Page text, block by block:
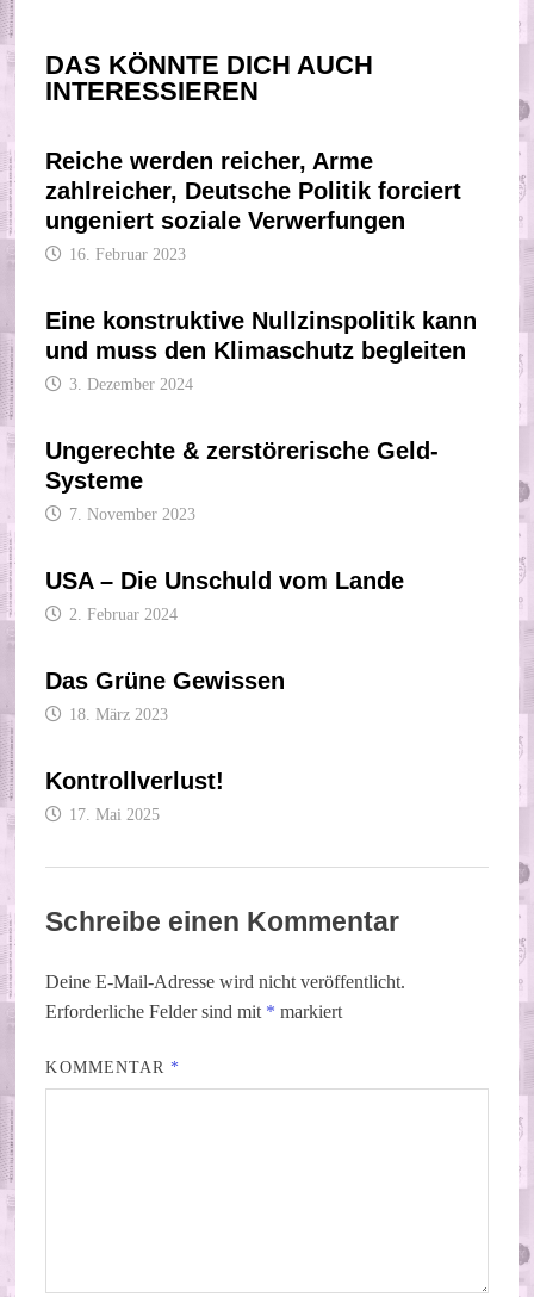
DAS KÖNNTE DICH AUCH
INTERESSIEREN
Reiche werden reicher, Arme
zahlreicher, Deutsche Politik forciert
ungeniert soziale Verwerfungen
16. Februar 2023
Eine konstruktive Nullzinspolitik kann
und muss den Klimaschutz begleiten
3. Dezember 2024
Ungerechte & zerstörerische Geld-
Systeme
7. November 2023
USA – Die Unschuld vom Lande
2. Februar 2024
Das Grüne Gewissen
18. März 2023
Kontrollverlust!
17. Mai 2025
Schreibe einen Kommentar
Deine E-Mail-Adresse wird nicht veröffentlicht.
Erforderliche Felder sind mit * markiert
KOMMENTAR *